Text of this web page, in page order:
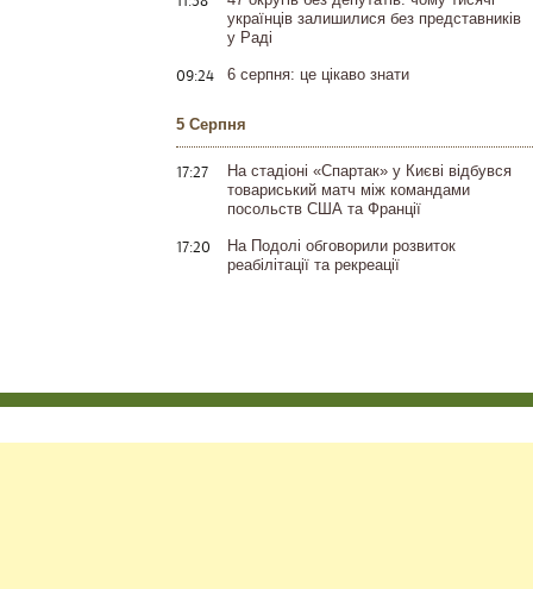
українців залишилися без представників
у Раді
09:24 6 серпня: це цікаво знати
5 Серпня
17:27
На стадіоні «Спартак» у Києві відбувся
товариський матч між командами
посольств США та Франції
17:20
На Подолі обговорили розвиток
реабілітації та рекреації